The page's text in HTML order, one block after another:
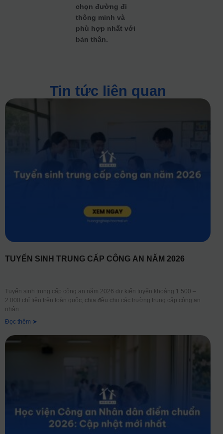
chọn đường đi
thông minh và
phù hợp nhất với
bản thân.
Tin tức liên quan
TUYỂN SINH TRUNG CẤP CÔNG AN NĂM 2026
Tuyển sinh trung cấp công an năm 2026 dự kiến tuyển khoảng 1.500 –
2.000 chỉ tiêu trên toàn quốc, chia đều cho các trường trung cấp công an
nhân
Đọc thêm ➤